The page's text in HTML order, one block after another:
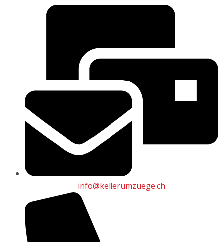
info@kellerumzuege.ch